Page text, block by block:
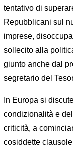
tentativo di
Repubblicani sul
imprese,
sollecito alla
giunto anche dal
segretario del
In Europa si
condizionalità e
criticità, a
cosiddette